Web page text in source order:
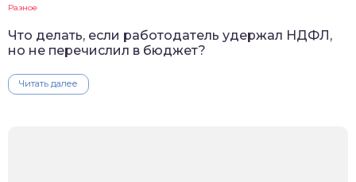
Разное
Что делать, если работодатель удержал НДФЛ,
но не перечислил в бюджет?
Читать далее